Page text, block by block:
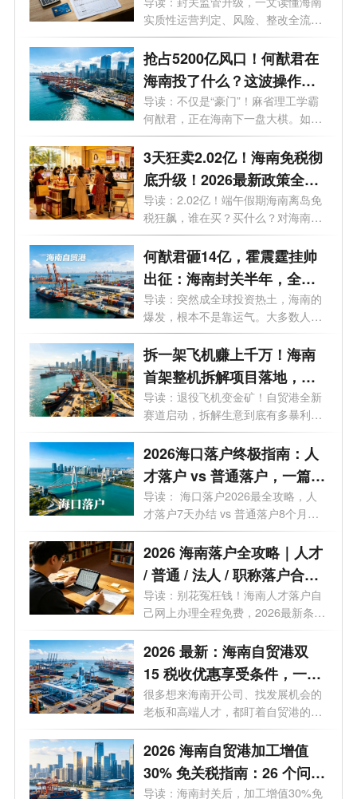
实质性运营判定、风险、整改全流
程。很...
抢占5200亿风口！何猷君在
海南投了什么？这波操作你
看懂了吗？
导读：不仅是“豪门”！麻省理工学霸
何猷君，正在海南下一盘大棋。如果
不...
3天狂卖2.02亿！海南免税彻
底升级！2026最新政策全解
析，谁能买、怎么买、利好
谁？
导读：2.02亿！端午假期海南离岛免
税狂飙，谁在买？买什么？对海南意
味着...
何猷君砸14亿，霍震霆挂帅
出征：海南封关半年，全球
资本到底在抢什么？
导读：突然成全球投资热土，海南的
爆发，根本不是靠运气。大多数人还
在问...
拆一架飞机赚上千万！海南
首架整机拆解项目落地，千
亿冷门风口藏不住了
导读：退役飞机变金矿！自贸港全新
赛道启动，拆解生意到底有多暴利？
一文...
2026海口落户终极指南：人
才落户 vs 普通落户，一篇说
清所有政策！
导读： 海口落户2026最全攻略，人
才落户7天办结 vs 普通落户8个月，
这50个问...
2026 海南落户全攻略｜人才
/ 普通 / 法人 / 职称落户合
集！条件 + 流程 + 补贴 + 时
效一文讲透，建议收藏
导读：别花冤枉钱！海南人才落户自
己网上办理全程免费，2026最新条件
+流程...
2026 最新：海南自贸港双
15 税收优惠享受条件，一文
讲透
很多想来海南开公司、找发展机会的
老板和高端人才，都盯着自贸港的双
15税...
2026 海南自贸港加工增值
30% 免关税指南：26 个问题
导读：海南封关后，加工增值30%免